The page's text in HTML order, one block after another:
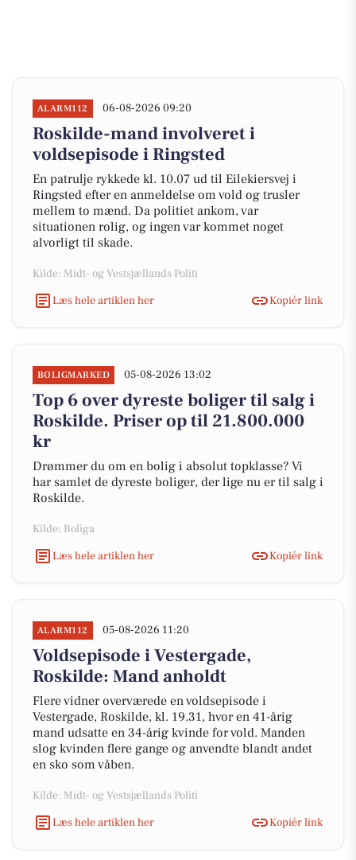
ALARM112 06-08-2026 09:20
Roskilde-mand involveret i
voldsepisode i Ringsted
En patrulje rykkede kl. 10.07 ud til Eilekiersvej i
Ringsted efter en anmeldelse om vold og trusler
mellem to mænd. Da politiet ankom, var
situationen rolig, og ingen var kommet noget
alvorligt til skade.
Kilde: Midt- og Vestsjællands Politi
Læs hele artiklen her
Kopiér link
BOLIGMARKED 05-08-2026 13:02
Top 6 over dyreste boliger til salg i
Roskilde. Priser op til 21.800.000
kr
Drømmer du om en bolig i absolut topklasse? Vi
har samlet de dyreste boliger, der lige nu er til salg i
Roskilde.
Kilde: Boliga
Læs hele artiklen her
Kopiér link
ALARM112 05-08-2026 11:20
Voldsepisode i Vestergade,
Roskilde: Mand anholdt
Flere vidner overværede en voldsepisode i
Vestergade, Roskilde, kl. 19.31, hvor en 41-årig
mand udsatte en 34-årig kvinde for vold. Manden
slog kvinden flere gange og anvendte blandt andet
en sko som våben.
Kilde: Midt- og Vestsjællands Politi
Læs hele artiklen her
Kopiér link